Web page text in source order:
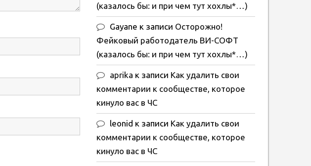
(казалось бы: и при чем тут хохлы*…)
Gayane к записи Осторожно!
Фейковый работодатель ВИ-СОФТ
(казалось бы: и при чем тут хохлы*…)
aprika к записи Как удалить свои
комментарии к сообществе, которое
кинуло вас в ЧС
leonid к записи Как удалить свои
комментарии к сообществе, которое
кинуло вас в ЧС